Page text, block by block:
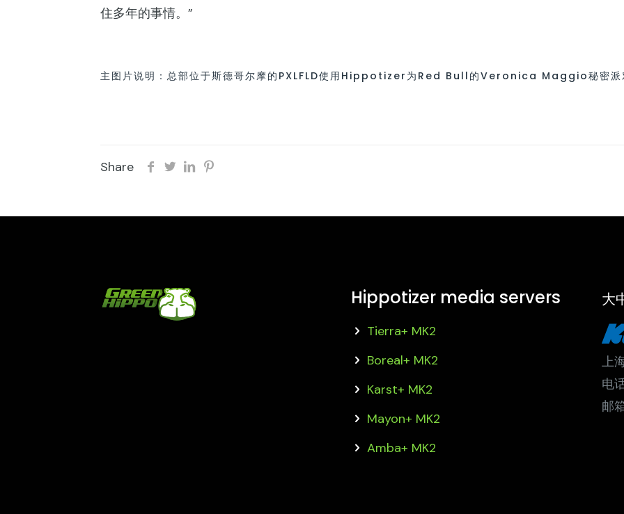
住多年的事情。”
主图片说明：总部位于斯德哥尔摩的PXLFLD使用Hippotizer为Red Bull的Veronica Maggio秘密派
Share
Hippotizer media servers
Tierra+ MK2
Boreal+ MK2
Karst+ MK2
Mayon+ MK2
Amba+ MK2
大
上
电
邮